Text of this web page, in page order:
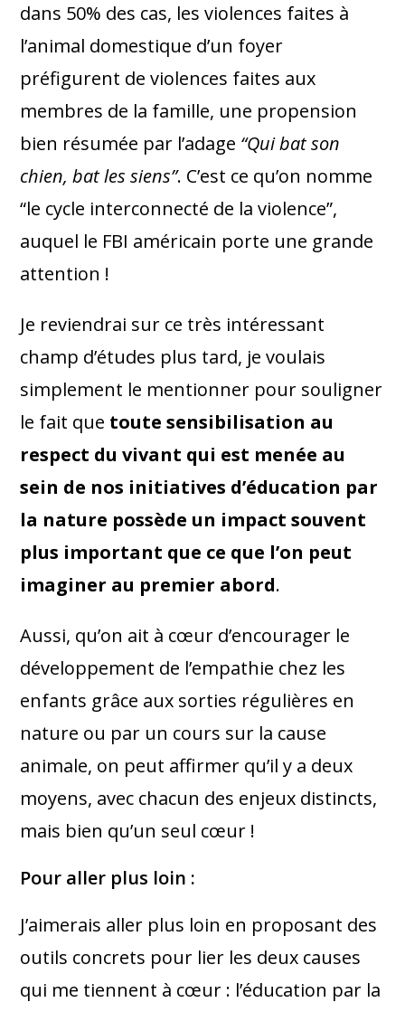
dans 50% des cas, les violences faites à
l’animal domestique d’un foyer
préfigurent de violences faites aux
membres de la famille, une propension
bien résumée par l’adage “Qui bat son
chien, bat les siens”. C’est ce qu’on nomme
“le cycle interconnecté de la violence”,
auquel le FBI américain porte une grande
attention !
Je reviendrai sur ce très intéressant
champ d’études plus tard, je voulais
simplement le mentionner pour souligner
le fait que toute sensibilisation au
respect du vivant qui est menée au
sein de nos initiatives d’éducation par
la nature possède un impact souvent
plus important que ce que l’on peut
imaginer au premier abord.
Aussi, qu’on ait à cœur d’encourager le
développement de l’empathie chez les
enfants grâce aux sorties régulières en
nature ou par un cours sur la cause
animale, on peut affirmer qu’il y a deux
moyens, avec chacun des enjeux distincts,
mais bien qu’un seul cœur !
Pour aller plus loin :
J’aimerais aller plus loin en proposant des
outils concrets pour lier les deux causes
qui me tiennent à cœur : l’éducation par la